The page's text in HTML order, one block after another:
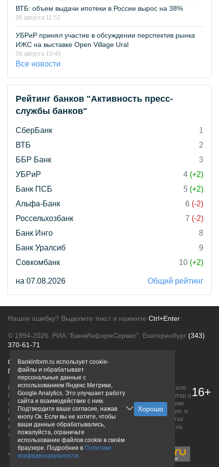
ВТБ: объем выдачи ипотеки в России вырос на 38%
06 августа 11:52
УБРиР принял участие в обсуждении перспектив рынка
ИЖС на выставке Open Village Ural
06 августа 10:40
Все новости
Рейтинг банков "Активность пресс-
службы банков"
СберБанк
1
ВТБ
2
ББР Банк
3
УБРиР
4 (+2)
Банк ПСБ
5 (+2)
Альфа-Банк
6 (-2)
Россельхозбанк
7 (-2)
Банк Инго
8
Банк Уралсиб
9
Совкомбанк
10 (+2)
на 07.08.2026 Общий рейтинг
Нашли ошибку? Выделите текст и нажмите Ctrl+Enter
© 1994-2026. РИА "БанкИнформСервис". Екатеринбург (343)
370-61-71
О проектеПолитика конфиденциальности
Правовая информацияДля рекламодателей
Вся информация о продуктах банков, размещенная на портале
bankinform.ru, носит исключительно ознакомительный характер и
не является публичной офертой, определяемой положениями
ГК РФ. Информация не содержит точного и полного описания, и
может быть изменена. Конечные условия уточняйте на сайтах
банков или при личном обращении. Исключительное право на
товарные знаки принадлежит их правообладателям.
16+
Bankinform.ru использует cookie-
файлы и обрабатывает
персональные данные с
использованием Яндекс Метрики,
Google Analytics. Это улучшает работу
сайта и взаимодействие с ним.
Подтвердите ваше согласие, нажав
кнопу Ок. Если вы не хотите, чтобы
ваши данные обрабатывались,
пожалуйста, ограничьте
использование файлов cookie в своём
браузере. Подробнее в Политике
конфиденциальности.